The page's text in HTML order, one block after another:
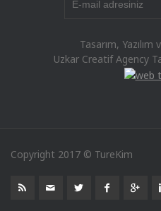
Tasarım,
Uzkar Creatif Agency
Copyright 2017 © TureKim